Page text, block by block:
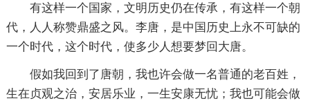
有这样一个国家，文明历史仍在传承，有这样一个朝
代，人人称赞鼎盛之风。李唐，是中国历史上永不可缺的
一个时代，这个时代，使多少人想要梦回大唐。
假如我回到了唐朝，我也许会做一名普通的老百姓，
生在贞观之治，安居乐业，一生安康无忧；我也可能会做